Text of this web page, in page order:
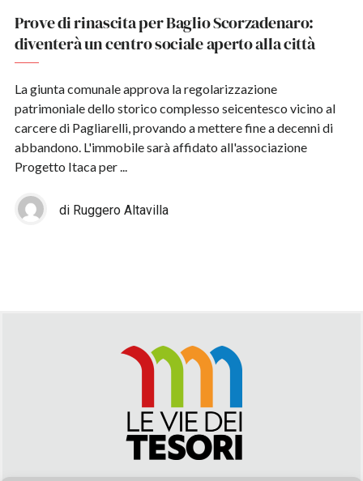
Prove di rinascita per Baglio Scorzadenaro:
diventerà un centro sociale aperto alla città
La giunta comunale approva la regolarizzazione
patrimoniale dello storico complesso seicentesco vicino al
carcere di Pagliarelli, provando a mettere fine a decenni di
abbandono. L'immobile sarà affidato all'associazione
Progetto Itaca per ...
di Ruggero Altavilla